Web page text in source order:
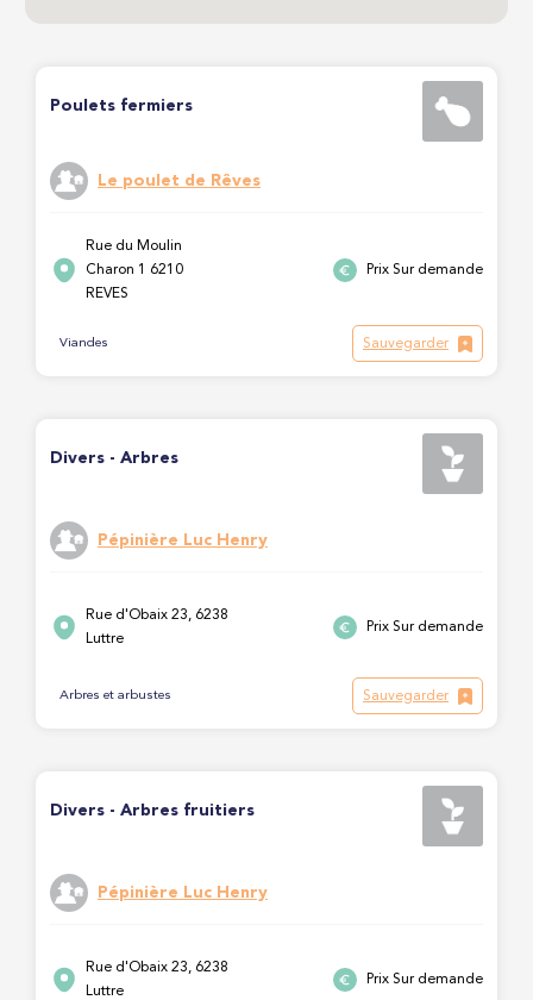
Poulets fermiers
Le poulet de Rêves
Rue du Moulin
Charon 1 6210
REVES
Prix Sur demande
Viandes Sauvegarder
Divers - Arbres
Pépinière Luc Henry
Rue d'Obaix 23, 6238
Luttre
Prix Sur demande
Arbres et arbustes Sauvegarder
Divers - Arbres fruitiers
Pépinière Luc Henry
Rue d'Obaix 23, 6238
Luttre
Prix Sur demande